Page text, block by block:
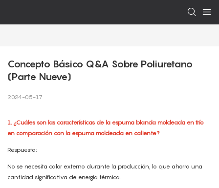
Concepto Básico Q&A Sobre Poliuretano
(Parte Nueve)
2024-05-17
1. ¿Cuáles son las características de la espuma blanda moldeada en frío
en comparación con la espuma moldeada en caliente?
Respuesta:
No se necesita calor externo durante la producción, lo que ahorra una
cantidad significativa de energía térmica.